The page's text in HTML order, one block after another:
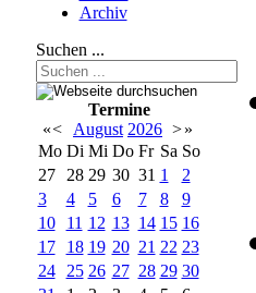
Archiv
Suchen ...
Termine
«< August 2026 >»
Mo Di Mi Do Fr Sa So
27
28 29 30 31 1
2
3
4 5 6 7 8
9
10
11 12 13 14 15 16
17
18 19 20 21 22 23
24
25 26 27 28 29 30